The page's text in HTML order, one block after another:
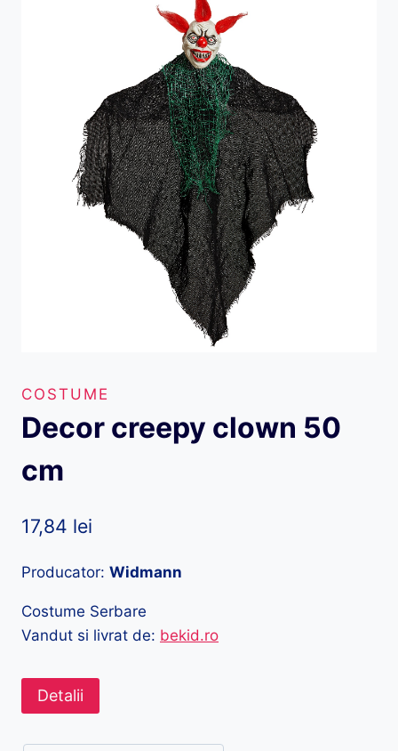
COSTUME
Decor creepy clown 50
cm
17,84 lei
Producator: Widmann
Costume Serbare
Vandut si livrat de: bekid.ro
Detalii